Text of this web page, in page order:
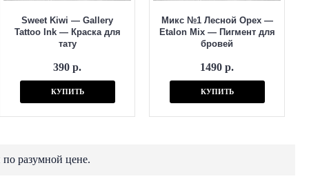
Sweet Kiwi — Gallery
Tattoo Ink — Краска для
тату
390 р.
КУПИТЬ
Микс №1 Лесной Орех —
Etalon Mix — Пигмент для
бровей
1490 р.
КУПИТЬ
по разумной цене.